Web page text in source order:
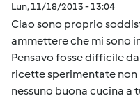
Lun, 11/18/2013 - 13:04
Ciao sono proprio
ammettere che mi sono
Pensavo fosse difficile
ricette sperimentate non
nessuno buona cucina a